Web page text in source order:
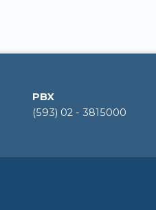
PBX
(593) 02 - 3815000